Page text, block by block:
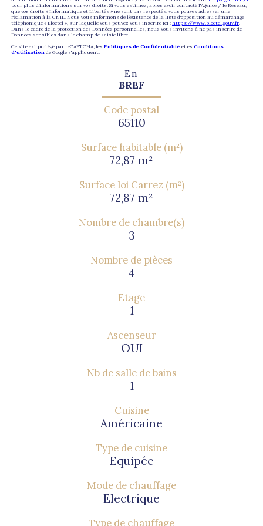
pour plus d’informations sur vos droits. Si vous estimez, après avoir contacté l'Agence / le Réseau,
que vos droits « Informatique et Libertés » ne sont pas respectés, vous pouvez adresser une
réclamation à la CNIL. Nous vous informons de l’existence de la liste d'opposition au démarchage
téléphonique « Bloctel », sur laquelle vous pouvez vous inscrire ici : https://www.bloctel.gouv.fr
Dans le cadre de la protection des Données personnelles, nous vous invitons à ne pas inscrire de
Données sensibles dans le champ de saisie libre.
Ce site est protégé par reCAPTCHA, les Politiques de Confidentialité et es Conditions
d'utilisation de Google s'appliquent.
En
BREF
Code postal
65110
Surface habitable (m²)
72,87 m²
Surface loi Carrez (m²)
72,87 m²
Nombre de chambre(s)
3
Nombre de pièces
4
Etage
1
Ascenseur
OUI
Nb de salle de bains
1
Cuisine
Américaine
Type de cuisine
Equipée
Mode de chauffage
Electrique
Type de chauffage